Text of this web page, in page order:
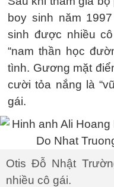
boy sinh năm
sinh được nhiều
“nam thần học
tình. Gương mặt
cười tỏa nắng là
gái.
Otis Đỗ Nhật
nhiều cô gái.